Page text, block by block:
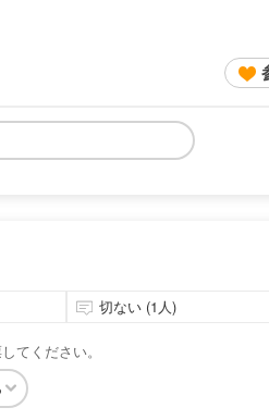
切ない (1人)
てください。